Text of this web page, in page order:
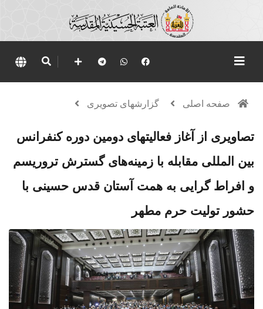
صفحه اصلی گزارشهای تصویری
تصاویری از آغاز فعالیتهای دومین دوره کنفرانس
بین المللی مقابله با زمینه‌های گسترش تروریسم
و افراط گرایی به همت آستان قدس حسینی با
حشور تولیت حرم مطهر